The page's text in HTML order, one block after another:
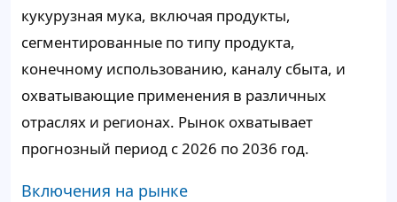
кукурузная мука, включая продукты,
сегментированные по типу продукта,
конечному использованию, каналу сбыта, и
охватывающие применения в различных
отраслях и регионах. Рынок охватывает
прогнозный период с 2026 по 2036 год.
Включения на рынке